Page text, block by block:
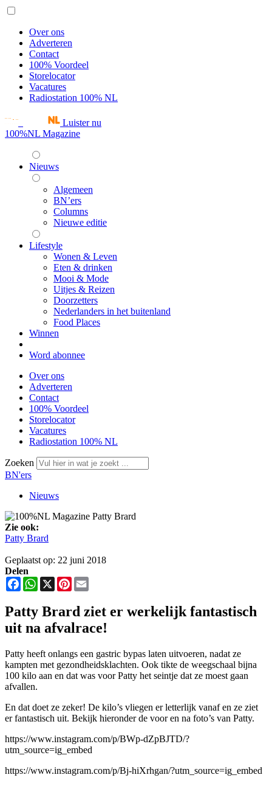
Over ons
Adverteren
Contact
100% Voordeel
Storelocator
Vacatures
Radiostation 100% NL
Luister nu
100%NL Magazine
Nieuws
Algemeen
BN’ers
Columns
Nieuwe editie
Lifestyle
Wonen & Leven
Eten & drinken
Mooi & Mode
Uitjes & Reizen
Doorzetters
Nederlanders in het buitenland
Food Places
Winnen
Word abonnee
Over ons
Adverteren
Contact
100% Voordeel
Storelocator
Vacatures
Radiostation 100% NL
Zoeken
BN'ers
Nieuws
Zie ook:
Patty Brard
Geplaatst op: 22 juni 2018
Delen
FacebookWhatsApp
X Pinterest
Patty Brard ziet er werkelijk fantastisch
uit na afvalrace!
Patty heeft onlangs een gastric bypas laten uitvoeren, nadat ze
kampten met gezondheidsklachten. Ook tikte de weegschaal bijna
100 kilo aan en dat was voor Patty het seintje dat ze moest gaan
afvallen.
En dat doet ze zeker! De kilo’s vliegen er letterlijk vanaf en ze ziet
er fantastisch uit. Bekijk hieronder de voor en na foto’s van Patty.
https://www.instagram.com/p/BWp-dZpBJTD/?
utm_source=ig_embed
https://www.instagram.com/p/Bj-hiXrhgan/?utm_source=ig_embed